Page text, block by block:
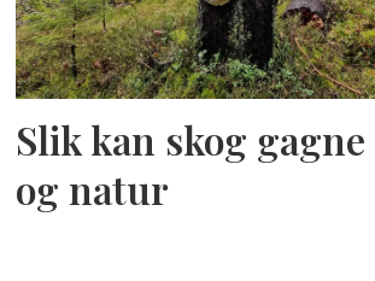
Slik kan skog
og natur